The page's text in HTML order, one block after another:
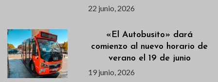
22 junio, 2026
«El Autobusito» dará
comienzo al nuevo horario de
verano el 19 de junio
19 junio, 2026